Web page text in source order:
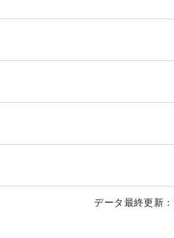
データ最終更新：